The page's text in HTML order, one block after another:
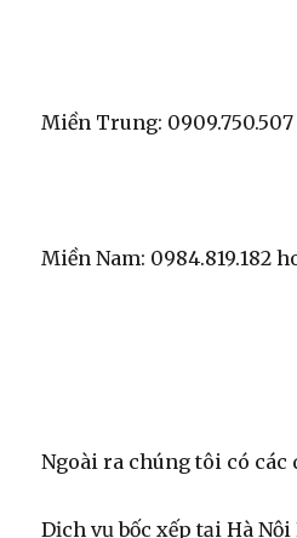
Miền Trung: 0909.750.507
Miền Nam: 0984.819.182
Ngoài ra chúng tôi có các
Dịch vụ bốc xếp tại Hà Nội